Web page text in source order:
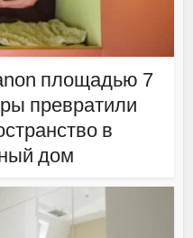
площадью 7
превратили
в
дом